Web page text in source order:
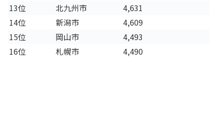
13位
北九州市
4,631
14位
新潟市
4,609
15位
岡山市
4,493
16位
札幌市 4,490